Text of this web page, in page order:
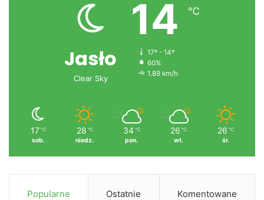
Jasło
Clear Sky
14 ℃
17º - 14º
60%
1.89 km/h
17 ℃
sob.
28 ℃
niedz.
34 ℃
pon.
26 ℃
wt.
26 ℃
śr.
Popularne Ostatnie Komentowane